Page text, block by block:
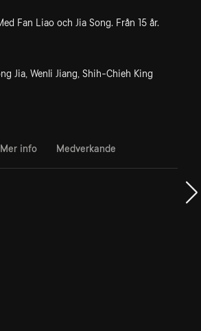
Fan Liao och Jia Song. Från 15 år.
Jia, Wenli Jiang, Shih-Chieh King
Mer info Medverkande